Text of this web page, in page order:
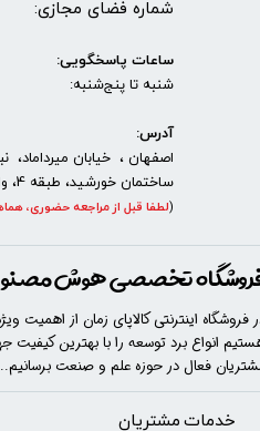
خدمات مشتریان
تخصصی هوش
فروشگاه اینترنتی کالاپای زمان از اهمیت
انواع برد توسعه را با​​​ بهترین کیفیت
فعال در حوزه علم و صنعت
شماره فضای مجازی:
ساعات پاسخگویی:
شنبه تا پنج‌شنبه:
آدرس:
اصفهان ، خیابان میرداماد،
ساختمان خورشید، طبقه 4، واحد 11، پلاک 292
(لطفا قبل از مراجعه حضوری،